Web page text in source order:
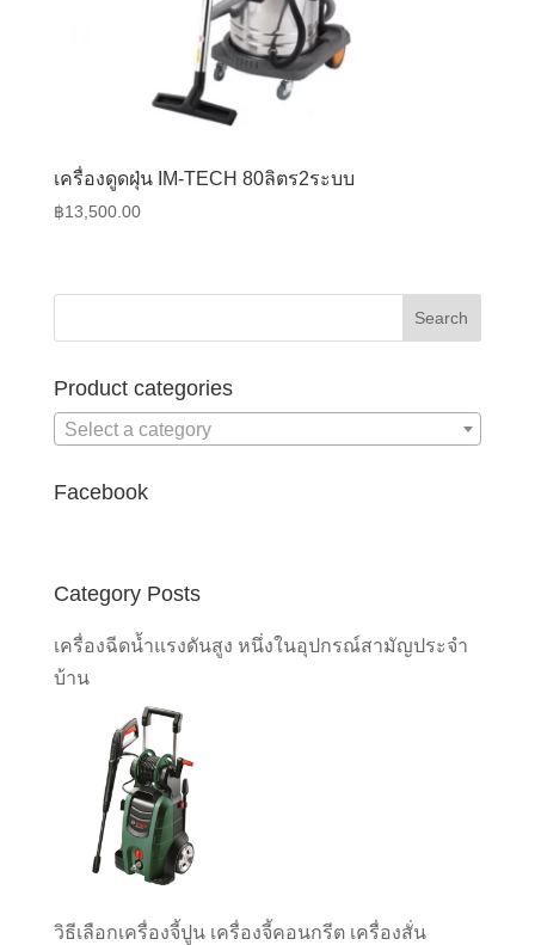
เครื่องดูดฝุ่น IM-TECH 80ลิตร2ระบบ
฿13,500.00
Product categories
Select a category
Facebook
Category Posts
เครื่องฉีดน้ำแรงดันสูง หนึ่งในอุปกรณ์สามัญประจำ
บ้าน
วิธีเลือกเครื่องจี้ปูน เครื่องจี้คอนกรีต เครื่องสั่น